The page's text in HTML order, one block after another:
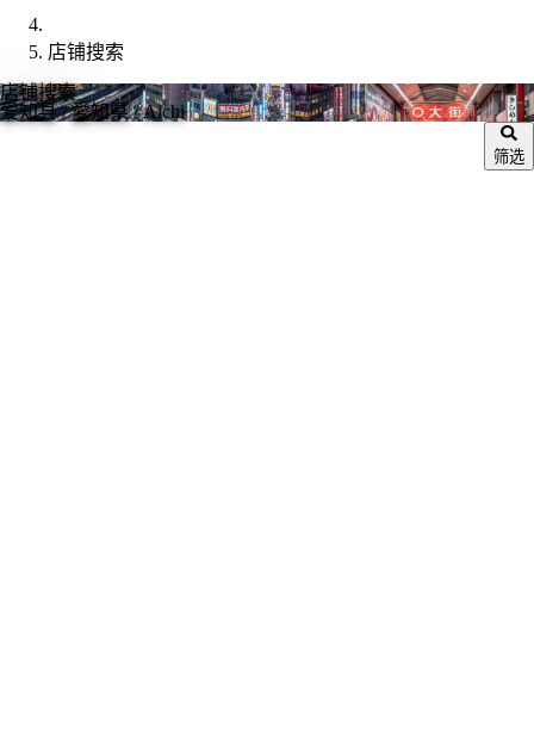
店铺搜索
店铺搜索
爱知县/ 愛知県 / Aichi
筛选